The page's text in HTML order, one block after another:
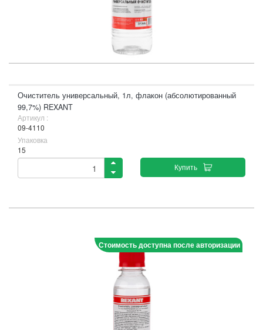
Очиститель универсальный, 1л, флакон (абсолютированный
99,7%) REXANT
Артикул :
09-4110
Упаковка
15
Купить
Стоимость доступна после авторизации